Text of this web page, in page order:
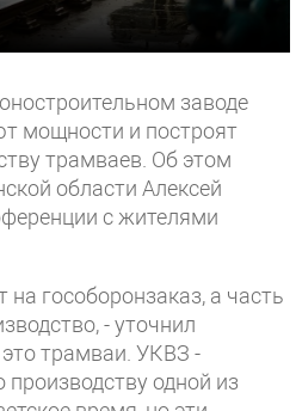
заводе
мощности и построят
трамваев. Об этом
области Алексей
с жителями
на гособоронзаказ, а часть
- уточнил
трамваи. УКВЗ -
одной из